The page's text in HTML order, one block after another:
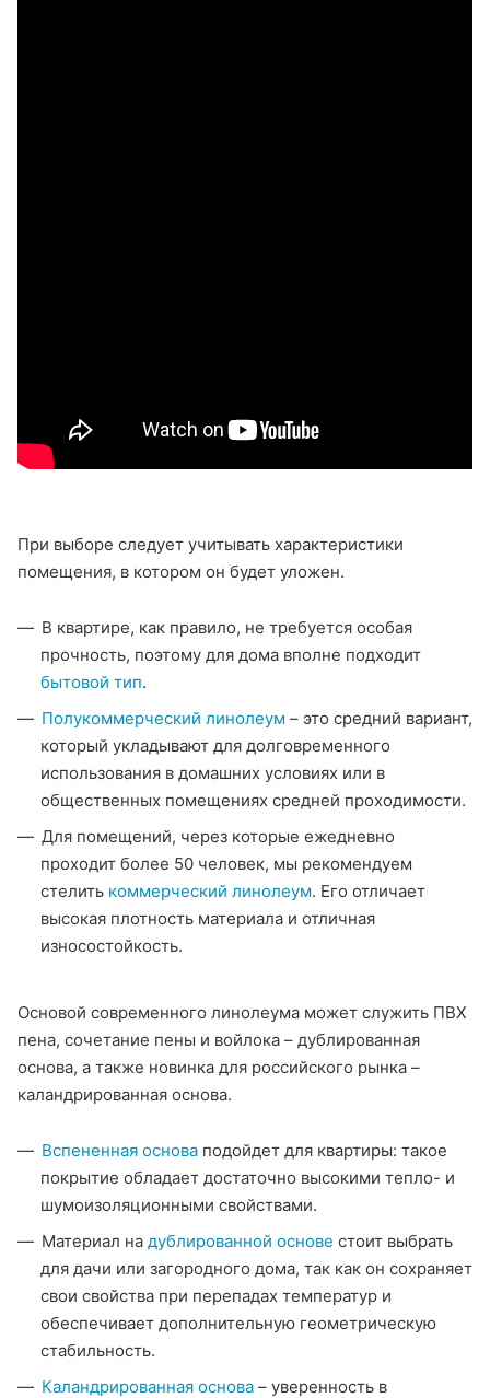
При выборе следует учитывать характеристики
помещения, в котором он будет уложен.
В квартире, как правило, не требуется особая
прочность, поэтому для дома вполне подходит
бытовой тип.
Полукоммерческий линолеум – это средний вариант,
который укладывают для долговременного
использования в домашних условиях или в
общественных помещениях средней проходимости.
Для помещений, через которые ежедневно
проходит более 50 человек, мы рекомендуем
стелить коммерческий линолеум. Его отличает
высокая плотность материала и отличная
износостойкость.
Основой современного линолеума может служить ПВХ
пена, сочетание пены и войлока – дублированная
основа, а также новинка для российского рынка –
каландрированная основа.
Вспененная основа подойдет для квартиры: такое
покрытие обладает достаточно высокими тепло- и
шумоизоляционными свойствами.
Материал на дублированной основе стоит выбрать
для дачи или загородного дома, так как он сохраняет
свои свойства при перепадах температур и
обеспечивает дополнительную геометрическую
стабильность.
Каландрированная основа – уверенность в